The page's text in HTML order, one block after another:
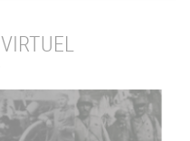
VIRTUEL